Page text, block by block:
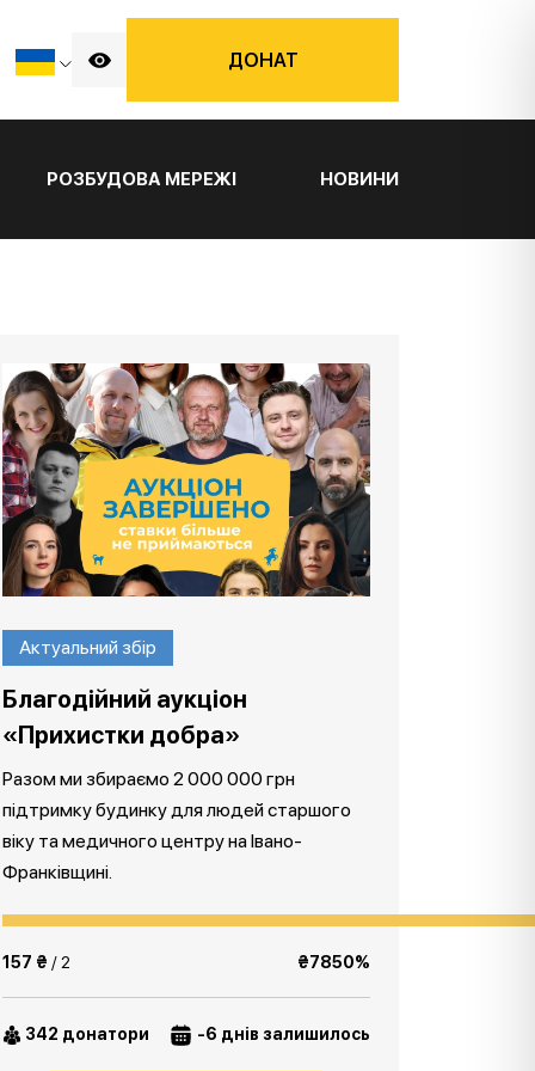
ДОНАТ
РОЗБУДОВА МЕРЕЖІ НОВИНИ
Актуальний збір
Благодійний аукціон
«Прихистки добра»
Разом ми збираємо 2 000 000 грн
підтримку будинку для людей старшого
віку та медичного центру на Івано-
Франківщині.
157 ₴ / 2 ₴7850%
342 донатори -6 днів залишилось